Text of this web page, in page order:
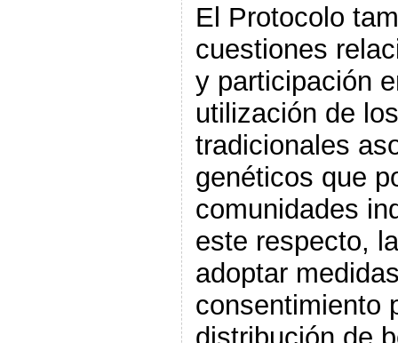
El Protocolo
cuestiones
y participación
utilización de
tradicionales
genéticos que
comunidades
este respecto,
adoptar
consentimiento